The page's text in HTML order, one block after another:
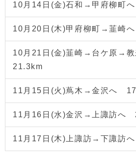
10月14日(金)石和→甲府柳町
10月20日(木)甲府柳町→韮崎
10月21日(金)韮崎→台ケ原→
21.3km
11月15日(火)蔦木→金沢へ
11月16日(水)金沢→上諏訪へ
11月17日(木)上諏訪→下諏訪